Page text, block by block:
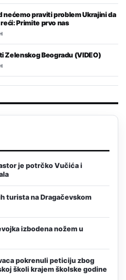
nećemo praviti problem Ukrajini da
reći: Primite prvo nas
Zelenskog Beogradu (VIDEO)
je potrčko Vučića i
turista na Dragačevskom
izbodena nožem u
pokrenuli peticiju zbog
školi krajem školske godine